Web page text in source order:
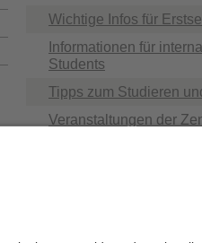
Wichtige Infos für
Informationen für
Students
Tipps zum Studieren
Veranstaltungen der